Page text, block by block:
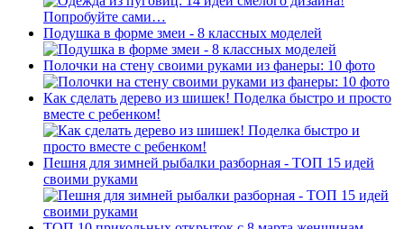
Подушка в форме змеи - 8 классных моделей
Полочки на стену своими руками из фанеры: 10 фото
Как сделать дерево из шишек! Поделка быстро и просто
вместе с ребенком!
Пешня для зимней рыбалки разборная - ТОП 15 идей
своими руками